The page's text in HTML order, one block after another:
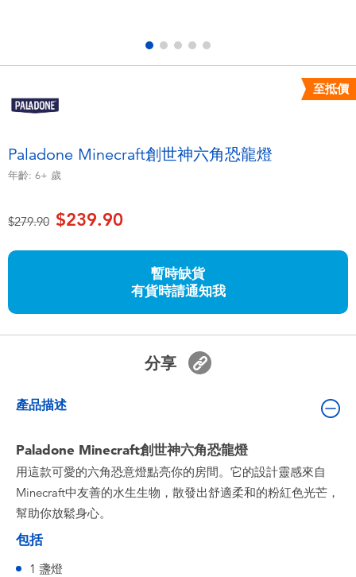
毛毛公仔玩具
夏日用品
盲盒
人氣角色
生活精品
至抵價
Paladone Minecraft創世神六角恐龍燈
年齡: 6+ 歲
價格從
$279.90至$239.90
暫時缺貨
有貨時請通知我
分享
產品描述
Paladone Minecraft創世神六角恐龍燈
用這款可愛的六角恐意燈點亮你的房間。它的設計靈感來自
Minecraft中友善的水生生物，散發出舒適柔和的粉紅色光芒，
幫助你放鬆身心。
包括
1 盞燈